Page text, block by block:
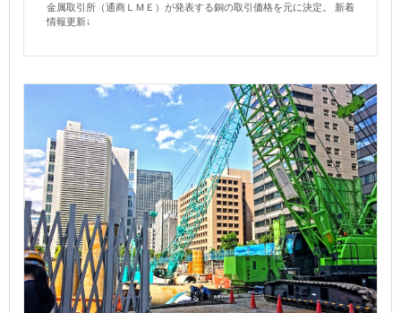
金属取引所（通商ＬＭＥ）が発表する銅の取引価格を元に決定。 新着
情報更新↓